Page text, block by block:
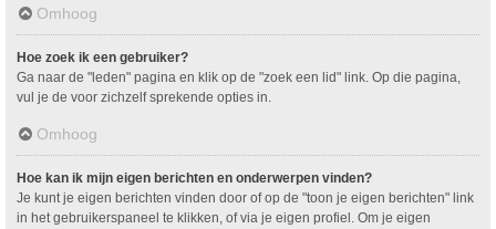
Omhoog
Hoe zoek ik een gebruiker?
Ga naar de "leden" pagina en klik op de "zoek een lid" link. Op die pagina,
vul je de voor zichzelf sprekende opties in.
Omhoog
Hoe kan ik mijn eigen berichten en onderwerpen vinden?
Je kunt je eigen berichten vinden door of op de "toon je eigen berichten" link
in het gebruikerspaneel te klikken, of via je eigen profiel. Om je eigen